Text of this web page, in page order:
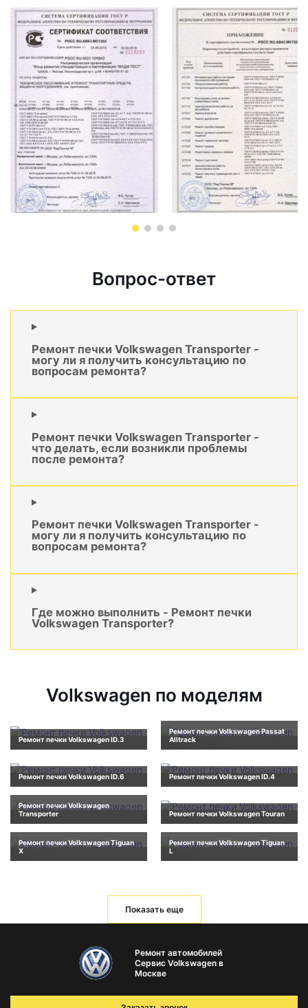
Вопрос-ответ
Ремонт печки Volkswagen Transporter -
могу ли я получить консультацию по
вопросам ремонта?
Ремонт печки Volkswagen Transporter -
что делать, если возникли проблемы
после ремонта?
Ремонт печки Volkswagen Transporter -
могу ли я получить консультацию по
вопросам ремонта?
Где можно выполнить - Ремонт печки
Volkswagen Transporter?
Volkswagen по моделям
Ремонт печки Volkswagen ID.3
Ремонт печки Volkswagen Passat
Alltrack
Ремонт печки Volkswagen ID.6 Ремонт печки Volkswagen ID.4
Ремонт печки Volkswagen
Transporter
Ремонт печки Volkswagen Touran
Ремонт печки Volkswagen Tiguan
X
Ремонт печки Volkswagen Tiguan
L
Показать еще
Ремонт автомобилей
Сервис Volkswagen в
Москве